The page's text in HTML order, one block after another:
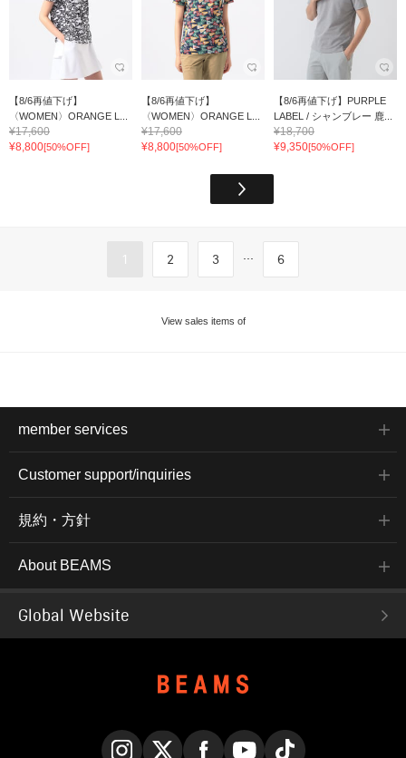
【8/6再値下げ】
〈WOMEN〉ORANGE L...
¥17,600
¥8,800[50%OFF]
【8/6再値下げ】
〈WOMEN〉ORANGE L...
¥17,600
¥8,800[50%OFF]
【8/6再値下げ】PURPLE
LABEL / シャンブレー 鹿...
¥18,700
¥9,350[50%OFF]
1 2 3 ... 6
View sales items of
member services
Customer support/inquiries
規約・方針
About BEAMS
Global Website